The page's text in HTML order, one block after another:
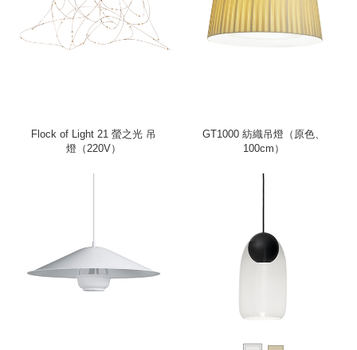
Flock of Light 21 螢之光 吊
燈（220V）
GT1000 紡織吊燈（原色、
100cm）